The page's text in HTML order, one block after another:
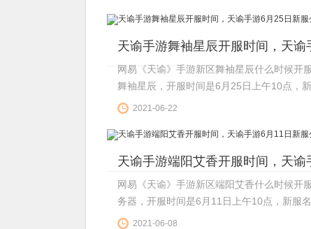
天谕手游舞袖星辰开服时间，天
网易《天谕》手游新区舞袖星辰什么时候开
舞袖星辰，开服时间是6月25日上午10点，
2021-06-22
天谕手游端阳艾香开服时间，天
网易《天谕》手游新区端阳艾香什么时候开
务器，开服时间是6月11日上午10点，新服
2021-06-08